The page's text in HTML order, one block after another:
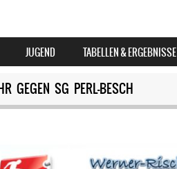
JUGEND TABELLEN & ERGEBNISSE
GEGEN SG PERL-BESCH